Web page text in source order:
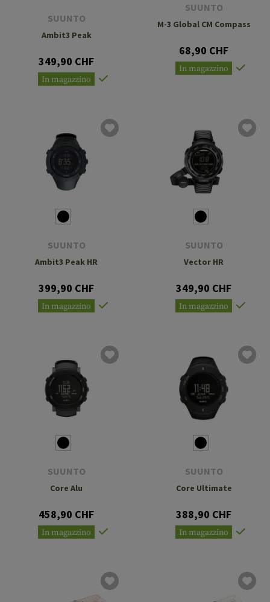
SUUNTO
Ambit3 Peak
349,90 CHF
In magazzino
SUUNTO
M-3 Global CM Compass
68,90 CHF
In magazzino
SUUNTO
Ambit3 Peak HR
399,90 CHF
In magazzino
SUUNTO
Vector HR
349,90 CHF
In magazzino
SUUNTO
Core Alu
458,90 CHF
In magazzino
SUUNTO
Core Ultimate
388,90 CHF
In magazzino